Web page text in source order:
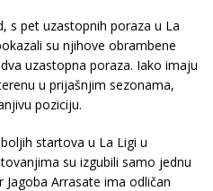
s pet uzastopnih poraza u La
su njihove obrambene
uzastopna poraza. Iako imaju
u prijašnjim sezonama,
poziciju.
startova u La Ligi u
su izgubili samo jednu
Arrasate ima odličan